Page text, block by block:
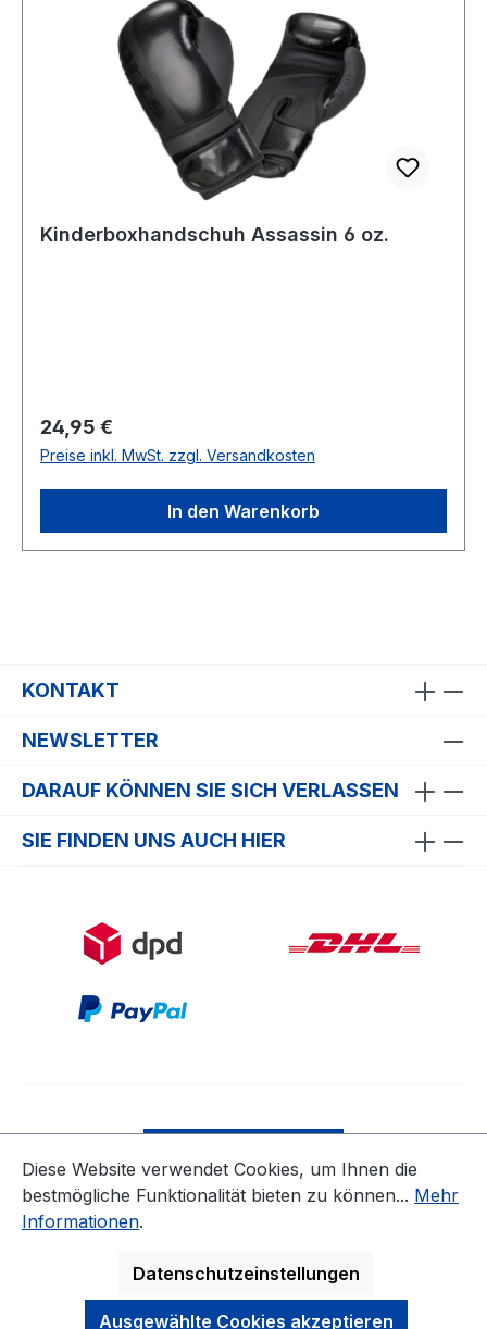
Kinderboxhandschuh Assassin 6 oz.
Regulärer Preis:
24,95 €
Preise inkl. MwSt. zzgl. Versandkosten
In den Warenkorb
KONTAKT
NEWSLETTER
DARAUF KÖNNEN SIE SICH VERLASSEN
SIE FINDEN UNS AUCH HIER
* Alle Preise inkl. gesetzl. Mehrwertsteuer zzgl.
Diese Website verwendet Cookies, um Ihnen die
bestmögliche Funktionalität bieten zu können... Mehr
Informationen.
Datenschutzeinstellungen
Ausgewählte Cookies akzeptieren